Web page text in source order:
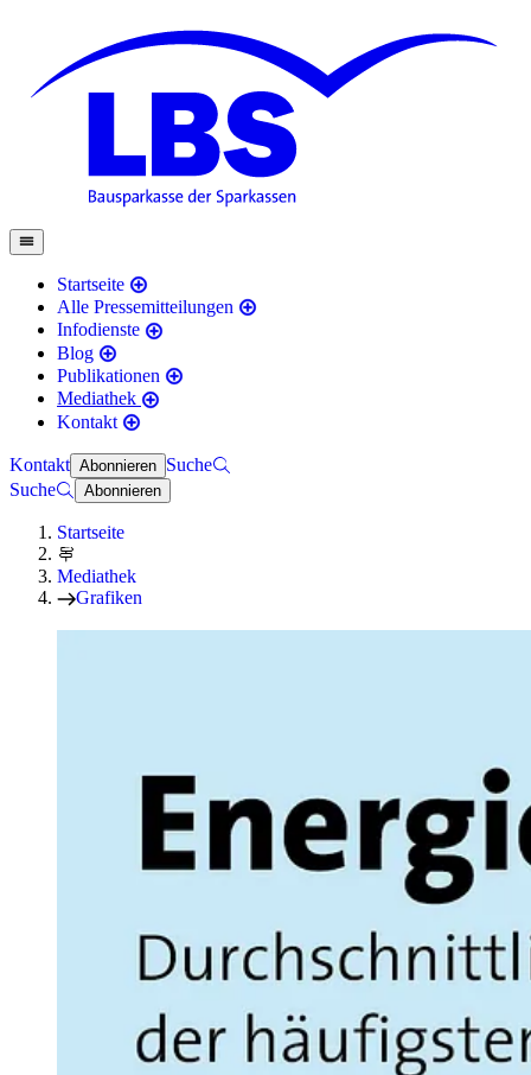
Startseite
Alle Pressemitteilungen
Infodienste
Blog
Publikationen
Mediathek
Kontakt
Kontakt Abonnieren Suche
Suche
Abonnieren
Startseite
Mediathek
Grafiken